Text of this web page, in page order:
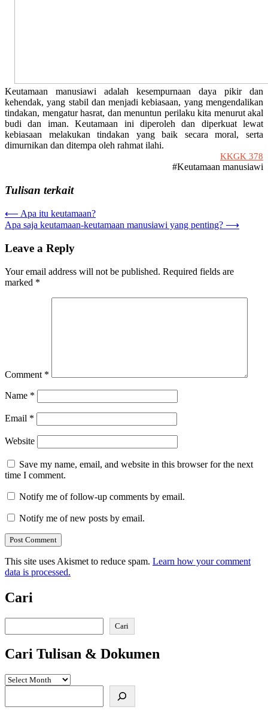
Keutamaan manusiawi adalah kesempurnaan daya pikir dan
kehendak, yang stabil dan menjadi kebiasaan, yang mengendalikan
tindakan, mengatur hasrat, dan menuntun perilaku kita menurut akal
budi dan iman. Keutamaan ini diperoleh dan diperkuat lewat
kebiasaan melakukan tindakan yang baik secara moral, serta
dimurnikan dan ditempa oleh rahmat ilahi.
KKGK 378
#Keutamaan manusiawi
Tulisan terkait
Post
navigation
⟵ Apa itu keutamaan?
Apa saja keutamaan-keutamaan manusiawi yang penting? ⟶
Leave a Reply
Your email address will not be published. Required fields are
marked *
Comment *
Name *
Email *
Website
Save my name, email, and website in this browser for the next
time I comment.
Notify me of follow-up comments by email.
Notify me of new posts by email.
This site uses Akismet to reduce spam. Learn how your comment
data is processed.
Cari
Cari
Cari Tulisan & Dokumen